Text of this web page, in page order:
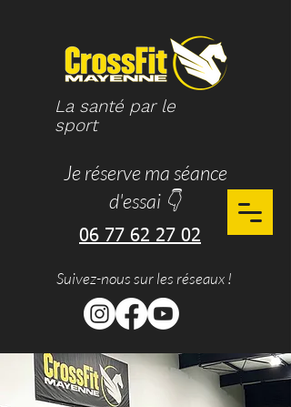
La santé par le
sport
Suivez-nous sur les réseaux !
06 77 62 27 02
Je réserve ma séance
d'essai 👇